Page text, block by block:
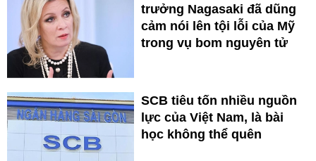
trưởng Nagasaki đã dũng
cảm nói lên tội lỗi của Mỹ
trong vụ bom nguyên tử
SCB tiêu tốn nhiều nguồn
lực của Việt Nam, là bài
học không thể quên